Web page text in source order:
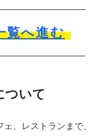
覧へ進む
ついて
、レストランまで、